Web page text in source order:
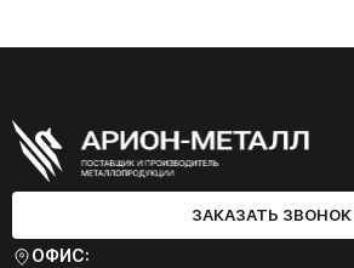
ЗАКАЗАТЬ ЗВОНОК
ОФИС: